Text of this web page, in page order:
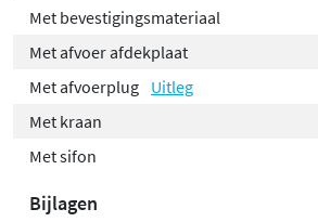
Met bevestigingsmateriaal
Met afvoer afdekplaat
Met afvoerplug Uitleg
Met kraan
Met sifon
Bijlagen